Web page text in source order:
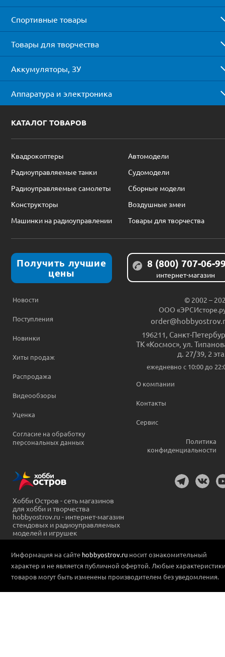
Спортивные товары
Товары для творчества
Аккумуляторы, ЗУ
Аппаратура и электроника
КАТАЛОГ ТОВАРОВ
Квадрокоптеры
Автомодели
Радиоуправляемые танки
Судомодели
Радиоуправляемые самолеты
Сборные модели
Конструкторы
Воздушные змеи
Машинки на радиоуправлении
Товары для творчества
Получить лучшие
цены
8 (800) 707-06-
интернет-магазин
Новости
Поступления
Новинки
Хиты продаж
Распродажа
Видеообзоры
Уценка
Согласие на обработку
персональных данных
© 2002 –
ООО
196211 Санкт-
ТК «Космос», ул.
д. 27/39, 2
ежедневно c 10:00 до
О компании
Контакты
Сервис
Политика
конфиденциальности
Хобби Остров - сеть магазинов
для хобби и творчества
hobbyostrov.ru - интернет-магазин
стендовых и радиоуправляемых
моделей и игрушек
Информация на сайте hobbyostrov.ru носит ознакомительный
характер и не является публичной офертой. Любые
товаров могут быть изменены производителем без уведомления.